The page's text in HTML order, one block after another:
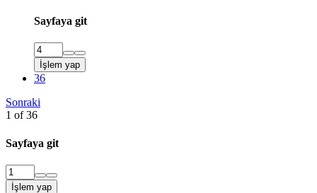
Sayfaya git
İşlem yap
36
Sonraki
1 of 36
Sayfaya git
İşlem yap